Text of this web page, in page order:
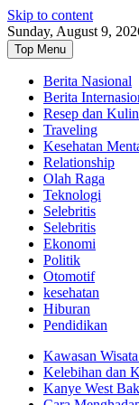
Skip to content
Sunday, August 9,
Top Menu
Berita Nasional
Berita
Resep dan
Traveling
Kesehatan
Relationship
Olah Raga
Teknologi
Selebritis
Selebritis
Ekonomi
Politik
Otomotif
kesehatan
Hiburan
Pendidikan
Kawasan
Kelebihan dan
Kanye West